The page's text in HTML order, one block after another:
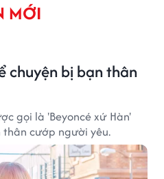
MỚI
chuyện bị bạn thân
gọi là 'Beyoncé xứ Hàn'
cướp người yêu.